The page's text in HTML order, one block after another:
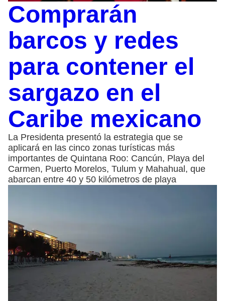
Comprarán
barcos y redes
para contener el
sargazo en el
Caribe mexicano
La Presidenta presentó la estrategia que se
aplicará en las cinco zonas turísticas más
importantes de Quintana Roo: Cancún, Playa del
Carmen, Puerto Morelos, Tulum y Mahahual, que
abarcan entre 40 y 50 kilómetros de playa